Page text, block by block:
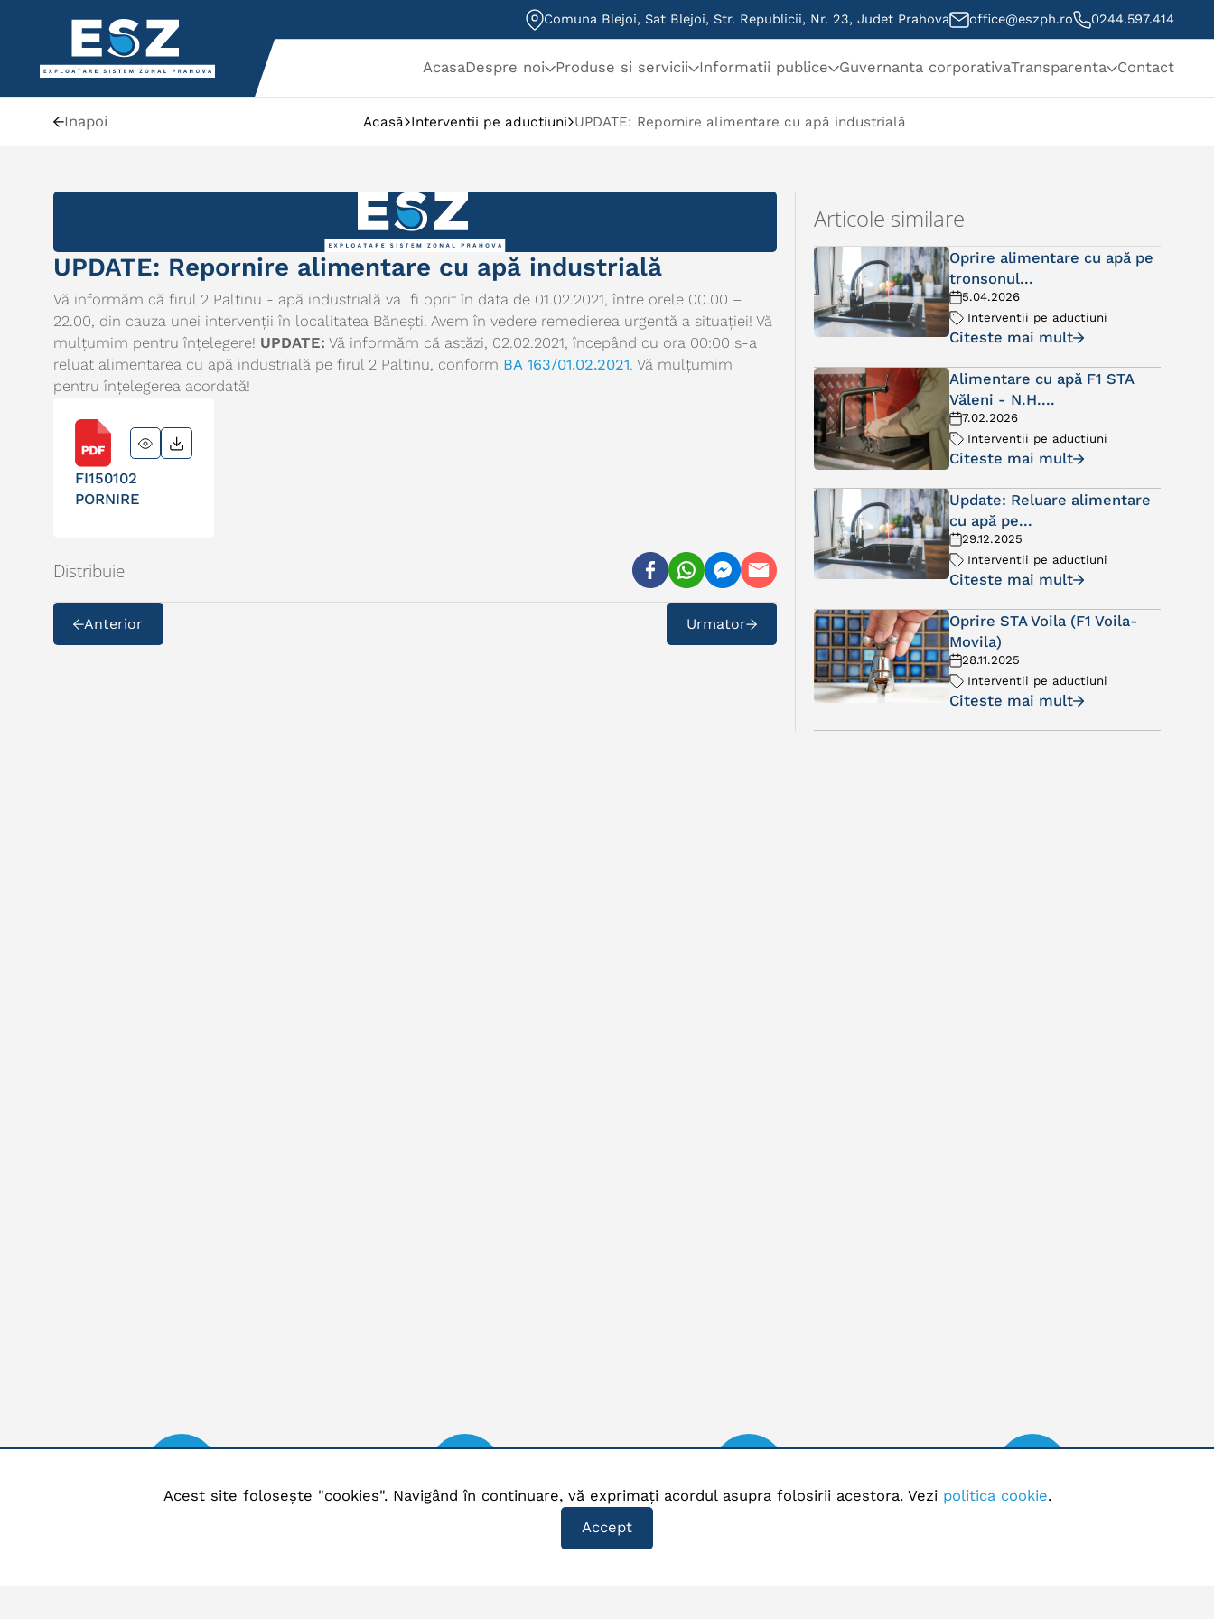
Comuna Blejoi, Sat Blejoi, Str. Republicii, Nr. 23, Judet Prahova office@eszph.ro 0244.597.414
AcasaDespre noi Produse si servicii Informatii publice Guvernanta corporativaTransparenta Contact
Inapoi Acasă Interventii pe aductiuni UPDATE: Repornire alimentare cu apă industrială
UPDATE: Repornire alimentare cu apă industrială
Vă informăm că firul 2 Paltinu - apă industrială va fi oprit în data de 01.02.2021, între orele 00.00 –
22.00, din cauza unei intervenții în localitatea Bănești. Avem în vedere remedierea urgentă a situației! Vă
mulțumim pentru înțelegere! UPDATE: Vă informăm că astăzi, 02.02.2021, începând cu ora 00:00 s-a
reluat alimentarea cu apă industrială pe firul 2 Paltinu, conform BA 163/01.02.2021. Vă mulțumim
pentru înțelegerea acordată!
FI150102
PORNIRE
Distribuie
Anterior Urmator
Articole similare
Oprire alimentare cu apă pe
tronsonul...
5.04.2026
Interventii pe aductiuni
Citeste mai mult
Alimentare cu apă F1 STA
Văleni - N.H....
7.02.2026
Interventii pe aductiuni
Citeste mai mult
Update: Reluare alimentare
cu apă pe...
29.12.2025
Interventii pe aductiuni
Citeste mai mult
Oprire STA Voila (F1 Voila-
Movila)
28.11.2025
Interventii pe aductiuni
Citeste mai mult
Acest site folosește "cookies". Navigând în continuare, vă exprimați acordul asupra folosirii acestora. Vezi politica cookie.
Accept